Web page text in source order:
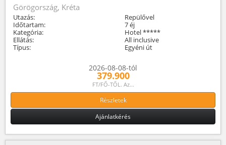
Görögország, Kréta
Utazás:
Repülővel
Időtartam:
7 éj
Kategória:
Hotel *****
Ellátás:
All inclusive
Típus:
Egyéni út
2026-08-08-tól
379.900
FT/FŐ-TŐL. Az...
Részletek
Ajánlatkérés